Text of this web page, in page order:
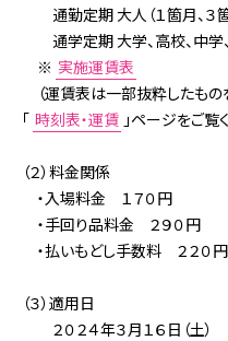
採用情報
リンク集
通勤定期 大人（１箇月、３箇
通学定期 大学、高校、中学、
※ 実施運賃表
（運賃表は一部抜粋したもの
「 時刻表・運賃 」ページをご覧
（２）料金関係
・入場料金 １７０円
・手回り品料金 ２９０円
・払いもどし手数料 ２２０円
（３）適用日
２０２４年３月１６日（土）